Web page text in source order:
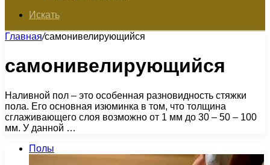
Искать
Главная/самонивелирующийся
самонивелирующийся
Наливной пол – это особенная разновидность стяжки
пола. Его основная изюминка в том, что толщина
сглаживающего слоя возможно от 1 мм до 30 – 50 – 100
мм. У данной …
Полы